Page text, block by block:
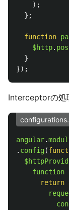
);
};
function
$http.
}
});
Interceptorの処
angular.
. config(
function
return